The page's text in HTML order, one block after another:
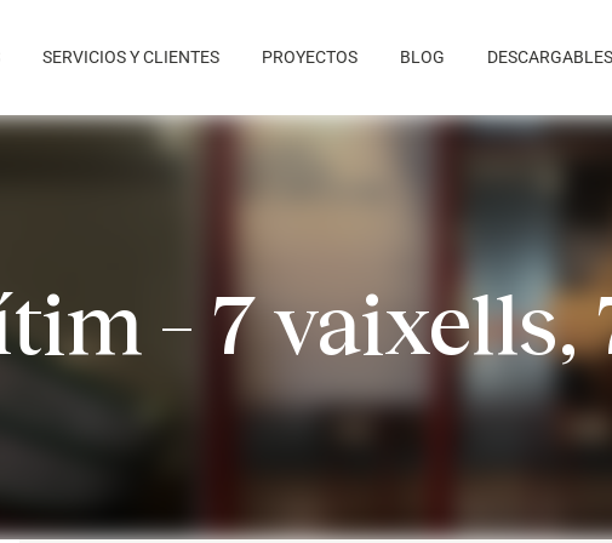
SERVICIOS Y CLIENTES PROYECTOS BLOG DESCARGABLES
– 7 vaixells,